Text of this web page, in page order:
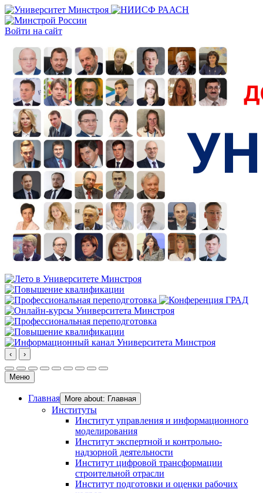
Войти на сайт
‹ ›
Меню
Главная More about: Главная
Институты
Институт управления и информационного
моделирования
Институт экспертной и контрольно-
надзорной деятельности
Институт цифровой трансформации
строительной отрасли
Институт подготовки и оценки рабочих